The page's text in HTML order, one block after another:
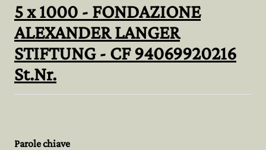
5 x 1000 - FONDAZIONE
ALEXANDER LANGER
STIFTUNG - CF94069920216
St.Nr.
Parole chiave